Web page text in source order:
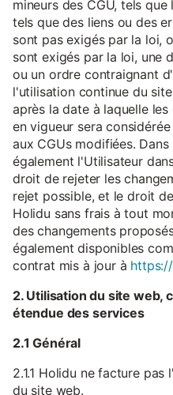
mineurs des CGU, tels
tels que des liens ou des
sont pas exigés par la loi,
sont exigés par la loi, une
ou un ordre contraignant
l'utilisation continue du
après la date à laquelle
en vigueur sera
aux CGUs modifiées.
également l'Utilisateur
droit de rejeter les
rejet possible, et le droit
Holidu sans frais à tout
des changements
également disponibles
contrat mis à jour à
2. Utilisation du site web,
étendue des services
2.1 Général
2.1.1 Holidu ne facture
du site web.